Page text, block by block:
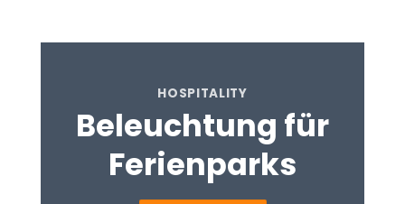
HOSPITALITY
Beleuchtung für
Ferienparks